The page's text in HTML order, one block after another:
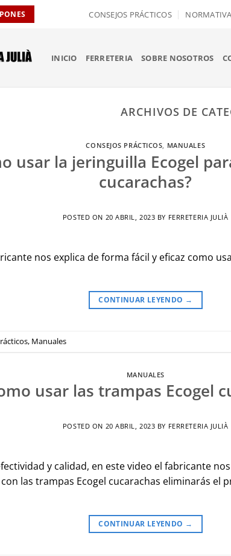
CONSEJOS PRÁCTICOS
INICIO FERRETERIA SOBRE NOSOTROS
ARCHIVOS DE
CONSEJOS PRÁCTICOS, MANUALES
usar la jeringuilla Ecogel
cucarachas?
POSTED ON 20 ABRIL, 2023 BY FERRETERIA JULIÀ
nos explica de forma fácil y eficaz como
CONTINUAR LEYENDO →
, Manuales
MANUALES
usar las trampas Ecogel
POSTED ON 20 ABRIL, 2023 BY FERRETERIA JULIÀ
y calidad, en este video el fabricante
las trampas Ecogel cucarachas eliminarás el
CONTINUAR LEYENDO →